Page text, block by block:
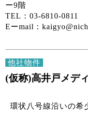
ー9階
TEL：03-6810-0811
Eーmail：
他社物件
(仮称)高井戸メデ
環状八号線沿いの希